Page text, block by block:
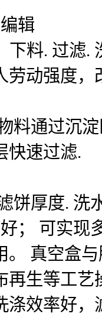
辑
料. 过滤.
劳动强度，
通过沉淀
快速过滤.
厚度. 洗水
； 可实现
。 真空盒
再生等工
涤效率好